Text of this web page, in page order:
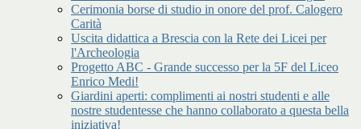
Cerimonia borse di studio in onore del prof. Calogero
Carità
Uscita didattica a Brescia con la Rete dei Licei per
l'Archeologia
Progetto ABC - Grande successo per la 5F del Liceo
Enrico Medi!
Giardini aperti: complimenti ai nostri studenti e alle
nostre studentesse che hanno collaborato a questa bella
iniziativa!